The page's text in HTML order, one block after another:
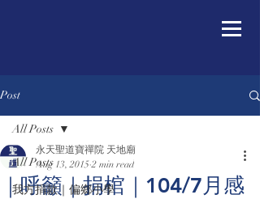
Post
All Posts
我方捐款｜偏鄉小學
All Posts
｜呼籲｜捐棺｜104/7月感
永天聖道寶禪院 天地廟
Aug 13, 2015 2 min read